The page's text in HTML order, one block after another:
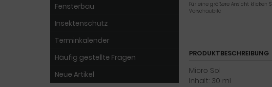
Für eine größere Ansicht klicken
Vorschaubild
PRODUKTBESCHREIBUNG
Micro Sol
Inhalt: 30 ml
Fensterbau
Insektenschutz
Terminkalender
Häufig gestellte Fragen
Neue Artikel